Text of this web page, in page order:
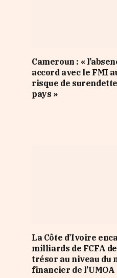
Cameroun : «
accord avec le FMI
risque de
pays »
La Côte d’Ivoire
milliards de FCFA
trésor au niveau du
financier de l’UMOA